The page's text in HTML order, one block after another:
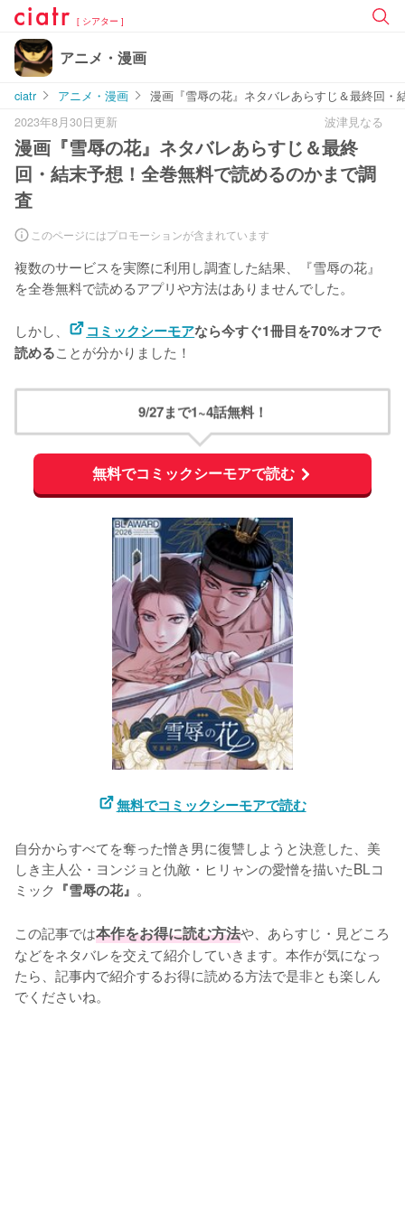
[ シアター ]
アニメ・漫画
ciatr アニメ・漫画
漫画『雪辱の花』ネタバレあらすじ＆最終回・
2023年8月30日更新
波津見なる
漫画『雪辱の花』ネタバレあらすじ＆最終
回・結末予想！全巻無料で読めるのかまで調
査
このページにはプロモーションが含まれています
複数のサービスを実際に利用し調査した結果、『雪辱の花』
を全巻無料で読めるアプリや方法はありませんでした。
しかし、 コミックシーモアなら今すぐ1冊目を70%オフで
読めることが分かりました！
9/27まで1~4話無料！
無料でコミックシーモアで読む
無料でコミックシーモアで読む
自分からすべてを奪った憎き男に復讐しようと決意した、美
しき主人公・ヨンジョと仇敵・ヒリャンの愛憎を描いたBLコ
ミック 『雪辱の花』 。
この記事では本作をお得に読む方法や、あらすじ・見どころ
などをネタバレを交えて紹介していきます。本作が気になっ
たら、記事内で紹介するお得に読める方法で是非とも楽しん
でくださいね。